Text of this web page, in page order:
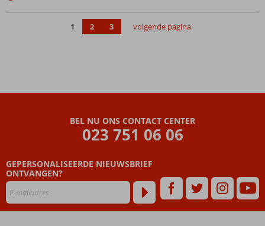
1 2 3 volgende pagina
BEL NU ONS CONTACT CENTER
023 751 06 06
GEPERSONALISEERDE NIEUWSBRIEF
ONTVANGEN?